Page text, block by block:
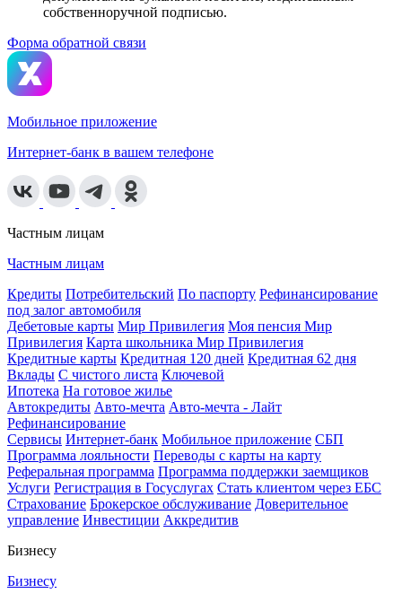
собственноручной подписью.
Форма обратной связи
Мобильное приложение
Интернет-банк в вашем телефоне
Частным лицам
Частным лицам
Кредиты Потребительский По паспорту Рефинансирование
под залог автомобиля
Дебетовые карты Мир Привилегия Моя пенсия Мир
Привилегия Карта школьника Мир Привилегия
Кредитные карты Кредитная 120 дней Кредитная 62 дня
Вклады С чистого листа Ключевой
Ипотека На готовое жилье
Автокредиты Авто-мечта Авто-мечта - Лайт
Рефинансирование
Сервисы Интернет-банк Мобильное приложение СБП
Программа лояльности Переводы с карты на карту
Реферальная программа Программа поддержки заемщиков
Услуги Регистрация в Госуслугах Стать клиентом через ЕБС
Страхование Брокерское обслуживание Доверительное
управление Инвестиции Аккредитив
Бизнесу
Бизнесу